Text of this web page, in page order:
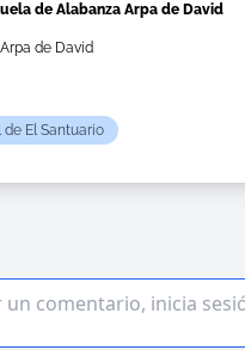
de Alabanza Arpa de David
de David
El Santuario